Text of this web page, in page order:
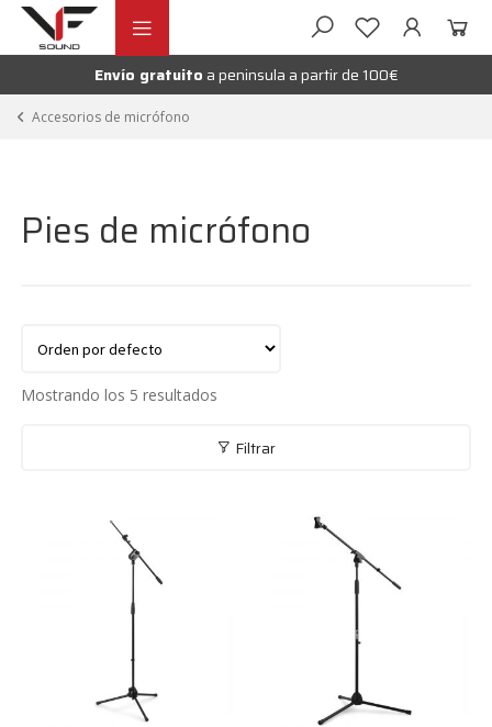
Ir
navegación
Ir
contenidoEnvío gratuito a peninsula a partir de 100€
Accesorios de micrófono
Pies de micrófono
Mostrando los 5 resultados
Filtrar